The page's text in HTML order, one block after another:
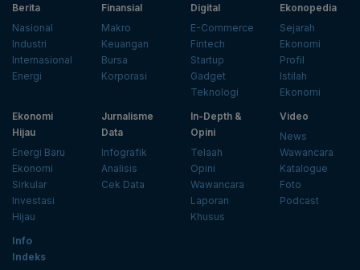
Berita
Nasional
Industri
Internasional
Energi
Finansial
Makro
Keuangan
Bursa
Korporasi
Digital
E-Commerce
Fintech
Startup
Gadget
Teknologi
Ekonopedia
Sejarah
Ekonomi
Profil
Istilah
Ekonomi
Ekonomi
Hijau
Energi Baru
Ekonomi
Sirkular
Investasi
Hijau
Jurnalisme
Data
Infografik
Analisis
Cek Data
In-Depth &
Opini
Telaah
Opini
Wawancara
Laporan
Khusus
Video
News
Wawancara
Katalogue
Foto
Podcast
Info
Indeks